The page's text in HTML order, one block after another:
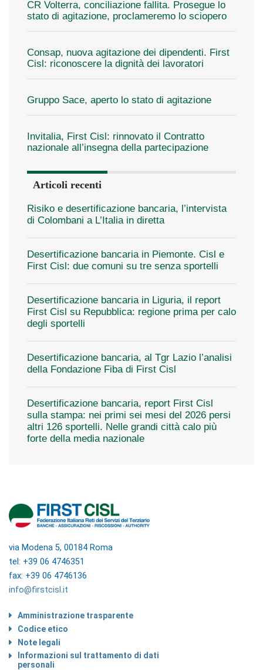
CR Volterra, conciliazione fallita. Prosegue lo
stato di agitazione, proclameremo lo sciopero
Consap, nuova agitazione dei dipendenti. First
Cisl: riconoscere la dignità dei lavoratori
Gruppo Sace, aperto lo stato di agitazione
Invitalia, First Cisl: rinnovato il Contratto
nazionale all’insegna della partecipazione
Articoli recenti
Risiko e desertificazione bancaria, l’intervista
di Colombani a L’Italia in diretta
Desertificazione bancaria in Piemonte. Cisl e
First Cisl: due comuni su tre senza sportelli
Desertificazione bancaria in Liguria, il report
First Cisl su Repubblica: regione prima per calo
degli sportelli
Desertificazione bancaria, al Tgr Lazio l’analisi
della Fondazione Fiba di First Cisl
Desertificazione bancaria, report First Cisl
sulla stampa: nei primi sei mesi del 2026 persi
altri 126 sportelli. Nelle grandi città calo più
forte della media nazionale
via Modena 5, 00184 Roma
tel: +39 06 4746351
fax: +39 06 4746136
info@firstcisl.it
Amministrazione trasparente
Codice etico
Note legali
Informazioni sul trattamento di dati
personali